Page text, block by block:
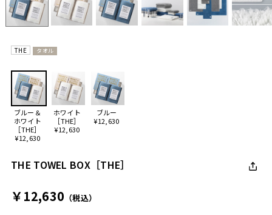
THE タオル
ブルー＆
ホワイト
［THE］
¥12,630
ホワイト
［THE］
¥12,630
ブルー
¥12,630
THE TOWEL BOX［THE］
￥12,630 （税込）